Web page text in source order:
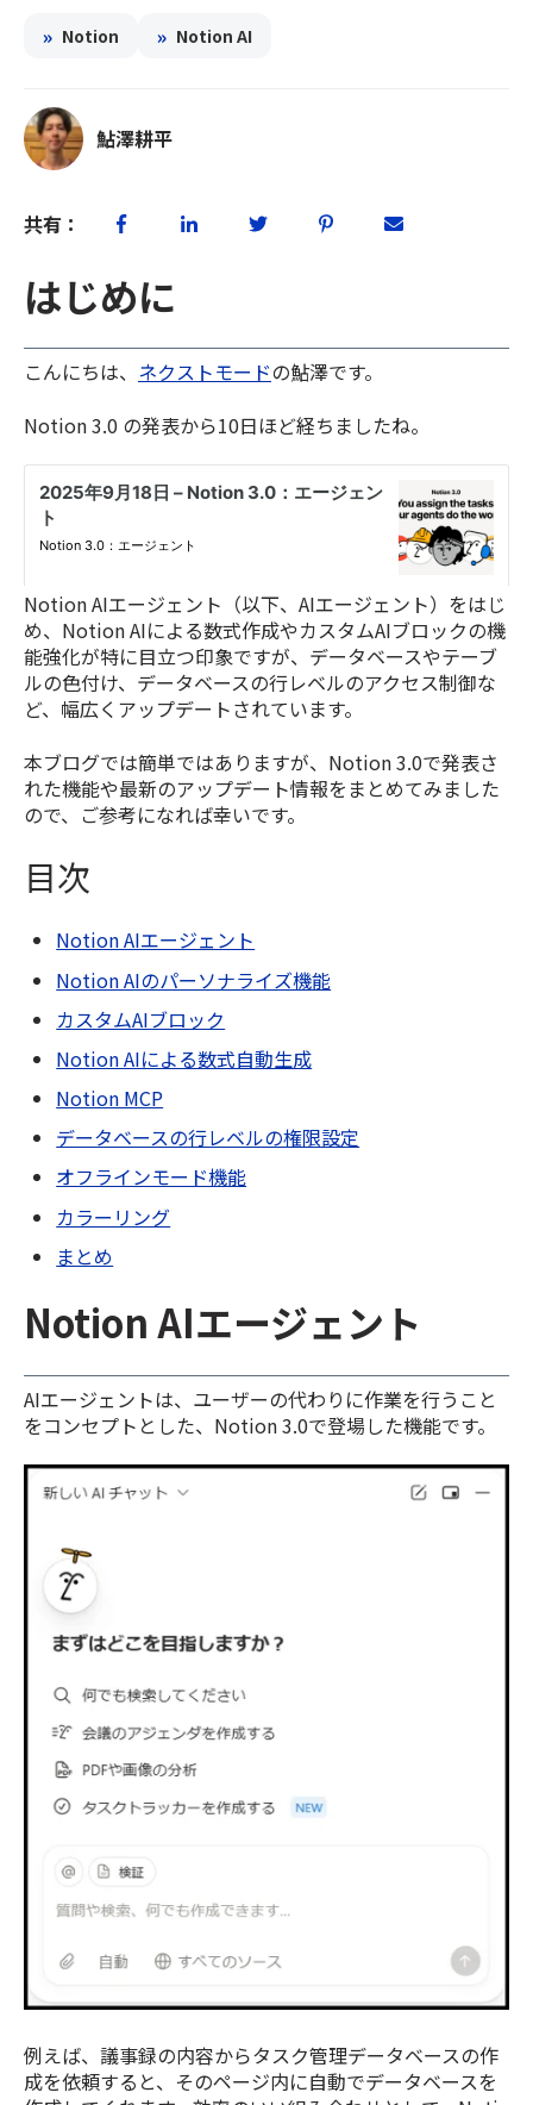
» Notion » Notion AI
鮎澤耕平
共有：
はじめに
こんにちは、 ネクストモードの鮎澤です。
Notion 3.0 の発表から10日ほど経ちましたね。
Notion AIエージェント（以下、AIエージェント）をはじ
め、Notion AIによる数式作成やカスタムAIブロックの機
能強化が特に目立つ印象ですが、データベースやテーブ
ルの色付け、データベースの行レベルのアクセス制御な
ど、幅広くアップデートされています。
本ブログでは簡単ではありますが、Notion 3.0で発表さ
れた機能や最新のアップデート情報をまとめてみました
ので、ご参考になれば幸いです。
目次
Notion AIエージェント
Notion AIのパーソナライズ機能
カスタムAIブロック
Notion AIによる数式自動生成
Notion MCP
データベースの行レベルの権限設定
オフラインモード機能
カラーリング
まとめ
Notion AIエージェント
AIエージェントは、ユーザーの代わりに作業を行うこと
をコンセプトとした、Notion 3.0で登場した機能です。
例えば、議事録の内容からタスク管理データベースの作
成を依頼すると、そのページ内に自動でデータベースを